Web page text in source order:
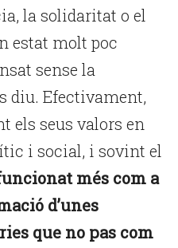
la solidaritat o el
estat molt poc
sense la
diu. Efectivament,
els seus valors en
i social, i sovint el
més com a
d’unes
que no pas com